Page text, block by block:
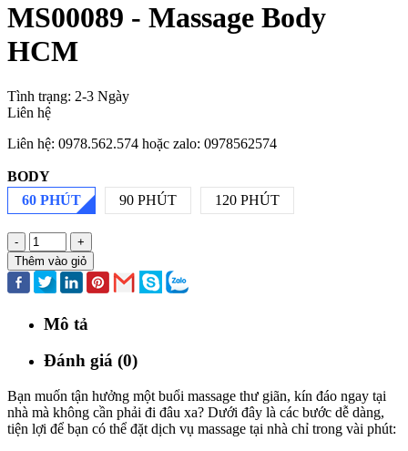
MS00089 - Massage Body
HCM
Tình trạng: 2-3 Ngày
Liên hệ
Liên hệ: 0978.562.574 hoặc zalo: 0978562574
BODY
60 PHÚT
90 PHÚT 120 PHÚT
-
+
Thêm vào giỏ
Mô tả
Đánh giá (0)
Bạn muốn tận hưởng một buổi massage thư giãn, kín đáo ngay tại
nhà mà không cần phải đi đâu xa? Dưới đây là các bước dễ dàng,
tiện lợi để bạn có thể đặt dịch vụ massage tại nhà chỉ trong vài phút: